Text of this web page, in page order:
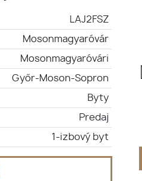
LAJ2FSZ
Mosonmagyaróvár
Mosonmagyaróvári
Győr-Moson-Sopron
Byty
Predaj
1-izbový byt